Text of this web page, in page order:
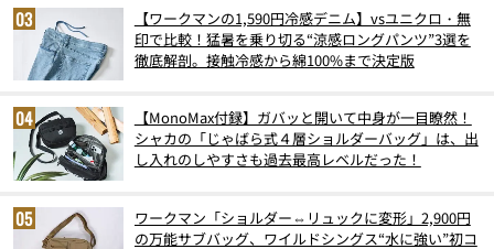
【ワークマンの1,590円冷感デニム】vsユニクロ・無
印で比較！猛暑を乗り切る“涼感ロングパンツ”3選を
徹底解剖。接触冷感から綿100%まで決定版
【MonoMax付録】ガバッと開いて中身が一目瞭然！
シャカの「じゃばら式４層ショルダーバッグ」は、出
し入れのしやすさも過去最高レベルだった！
ワークマン「ショルダー⇔リュックに変形」2,900円
の万能サブバッグ、ワイルドシングス“水に強い”初コ